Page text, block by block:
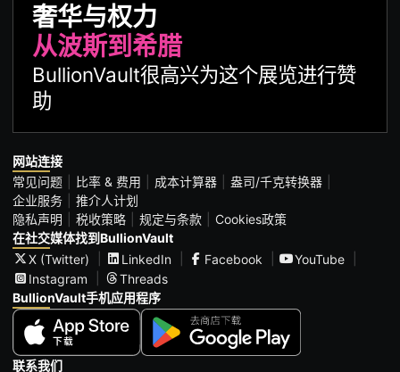
奢华与权力
从波斯到希腊
BullionVault很高兴为这个展览进行赞
助
网站连接
常见问题
比率 & 费用 成本计算器
盎司/千克转换器
企业服务
推介人计划
隐私声明
税收策略 规定与条款
Cookies政策
在社交媒体找到BullionVault
X (Twitter)
LinkedIn Facebook
YouTube
Instagram
Threads
BullionVault手机应用程序
联系我们